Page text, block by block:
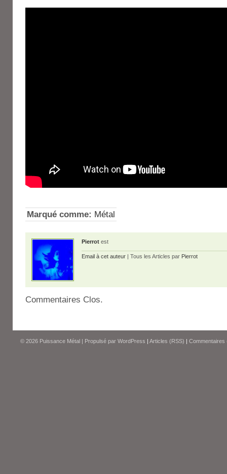
Marqué comme: Métal
Pierrot est
Email à cet auteur | Tous les Articles par Pierrot
Commentaires Clos.
© 2026 Puissance Métal | Propulsé par WordPress | Articles (RSS) | Commentaires